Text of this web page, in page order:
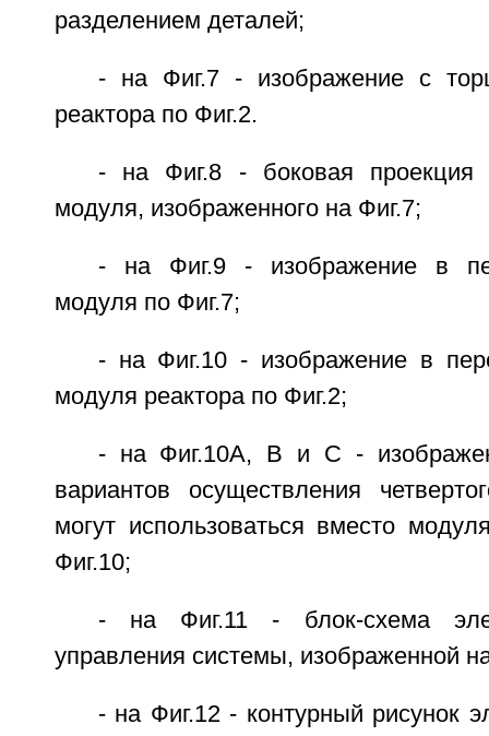
разделением деталей;
- на Фиг.7 - изображение с
реактора по Фиг.2.
- на Фиг.8 - боковая проекция
модуля, изображенного на Фиг.7;
- на Фиг.9 - изображение в
модуля по Фиг.7;
- на Фиг.10 - изображение в
модуля реактора по Фиг.2;
- на Фиг.10А, В и С -
вариантов осуществления
могут использоваться вместо
Фиг.10;
- на Фиг.11 - блок-схема
управления системы, изображенной
- на Фиг.12 - контурный рисунок